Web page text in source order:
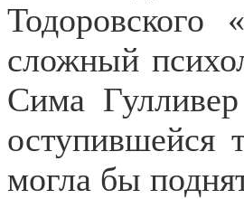
Тодоровского
сложный
Сима
оступившейся
могла бы